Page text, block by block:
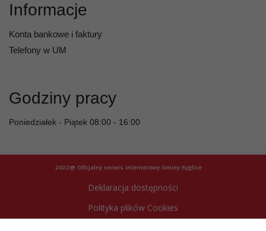
Informacje
Konta bankowe i faktury
Telefony w UM
Godziny pracy
Poniedziałek - Piątek 08:00 - 16:00
2022@ Oficjalny serwis internetowy Gminy Ryglice
Deklaracja dostępności
Polityka plików Cookies